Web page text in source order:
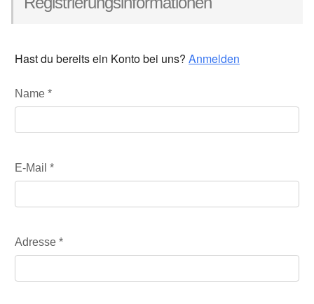
Hast du bereits ein Konto bei uns? Anmelden
Name *
E-Mail *
Adresse *